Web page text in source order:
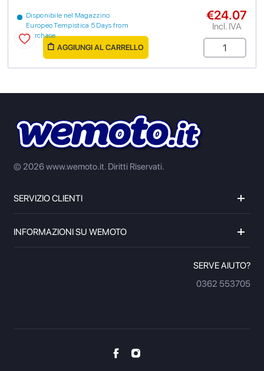
Disponibile nel Magazzino
Europeo Tempistica 5 Days from
purchase
€24.07
Incl. IVA
AGGIUNGI AL CARRELLO
© 2026 www.wemoto.it. Diritti Riservati.
SERVIZIO CLIENTI
INFORMAZIONI SU WEMOTO
SERVE AIUTO?
0362 553705